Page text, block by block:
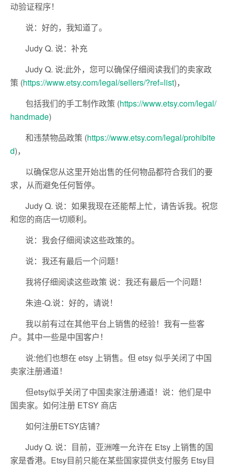
动验证程序！
说：好的，我知道了。
Judy Q. 说：补充
Judy Q. 说:此外，您可以确保仔细阅读我们的卖家政
策 (https://www.etsy.com/legal/sellers/?ref=list)，
包括我们的手工制作政策 (https://www.etsy.com/legal/
handmade)
和违禁物品政策 (https://www.etsy.com/legal/prohibite
d)，
以确保您从这里开始出售的任何物品都符合我们的要
求，从而避免任何暂停。
Judy Q. 说：如果我现在还能帮上忙，请告诉我。祝您
和您的商店一切顺利。
说：我会仔细阅读这些政策的。
说：我还有最后一个问题！
我将仔细阅读这些政策 说：我还有最后一个问题！
朱迪-Q.说：好的，请说！
我以前有过在其他平台上销售的经验！我有一些客
户。其中一些是中国客户！
说:他们也想在 etsy 上销售。但 etsy 似乎关闭了中国
卖家注册通道！
但etsy似乎关闭了中国卖家注册通道！说：他们是中
国卖家。如何注册 ETSY 商店
如何注册ETSY店铺？
Judy Q. 说：目前，亚洲唯一允许在 Etsy 上销售的国
家是香港。Etsy目前只能在某些国家提供支付服务 Etsy目